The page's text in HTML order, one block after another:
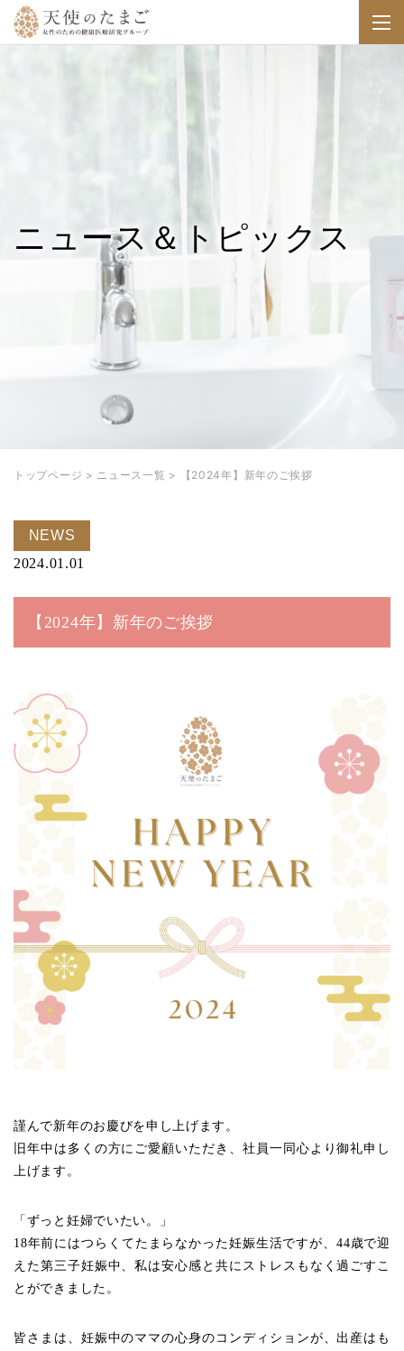
ニュース＆トピックス
トップページ > ニュース一覧 > 【2024年】新年のご挨拶
NEWS
2024.01.01
【2024年】新年のご挨拶
謹んで新年のお慶びを申し上げます。
旧年中は多くの方にご愛顧いただき、社員一同心より御礼申し
上げます。
「ずっと妊婦でいたい。」
18年前にはつらくてたまらなかった妊娠生活ですが、44歳で迎
えた第三子妊娠中、私は安心感と共にストレスもなく過ごすこ
とができました。
皆さまは、妊娠中のママの心身のコンディションが、出産はも